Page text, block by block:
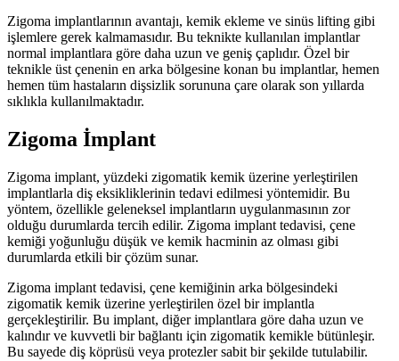
Zigoma implantlarının avantajı, kemik ekleme ve sinüs lifting gibi
işlemlere gerek kalmamasıdır. Bu teknikte kullanılan implantlar
normal implantlara göre daha uzun ve geniş çaplıdır. Özel bir
teknikle üst çenenin en arka bölgesine konan bu implantlar, hemen
hemen tüm hastaların dişsizlik sorununa çare olarak son yıllarda
sıklıkla kullanılmaktadır.
Zigoma İmplant
Zigoma implant, yüzdeki zigomatik kemik üzerine yerleştirilen
implantlarla diş eksikliklerinin tedavi edilmesi yöntemidir. Bu
yöntem, özellikle geleneksel implantların uygulanmasının zor
olduğu durumlarda tercih edilir. Zigoma implant tedavisi, çene
kemiği yoğunluğu düşük ve kemik hacminin az olması gibi
durumlarda etkili bir çözüm sunar.
Zigoma implant tedavisi, çene kemiğinin arka bölgesindeki
zigomatik kemik üzerine yerleştirilen özel bir implantla
gerçekleştirilir. Bu implant, diğer implantlara göre daha uzun ve
kalındır ve kuvvetli bir bağlantı için zigomatik kemikle bütünleşir.
Bu sayede diş köprüsü veya protezler sabit bir şekilde tutulabilir.